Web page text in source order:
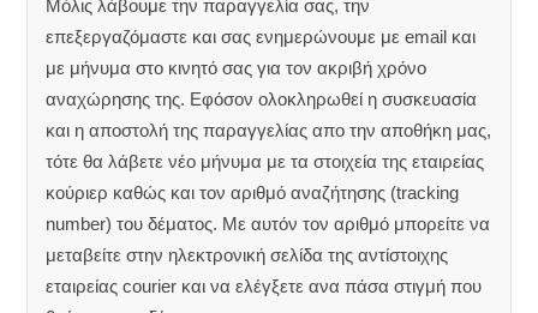
Μόλις λάβουμε την παραγγελία σας, την
επεξεργαζόμαστε και σας ενημερώνουμε με email και
με μήνυμα στο κινητό σας για τον ακριβή χρόνο
αναχώρησης της. Εφόσον ολοκληρωθεί η συσκευασία
και η αποστολή της παραγγελίας απο την αποθήκη μας,
τότε θα λάβετε νέο μήνυμα με τα στοιχεία της εταιρείας
κούριερ καθώς και τον αριθμό αναζήτησης (tracking
number) του δέματος. Με αυτόν τον αριθμό μπορείτε να
μεταβείτε στην ηλεκτρονική σελίδα της αντίστοιχης
εταιρείας courier και να ελέγξετε ανα πάσα στιγμή που